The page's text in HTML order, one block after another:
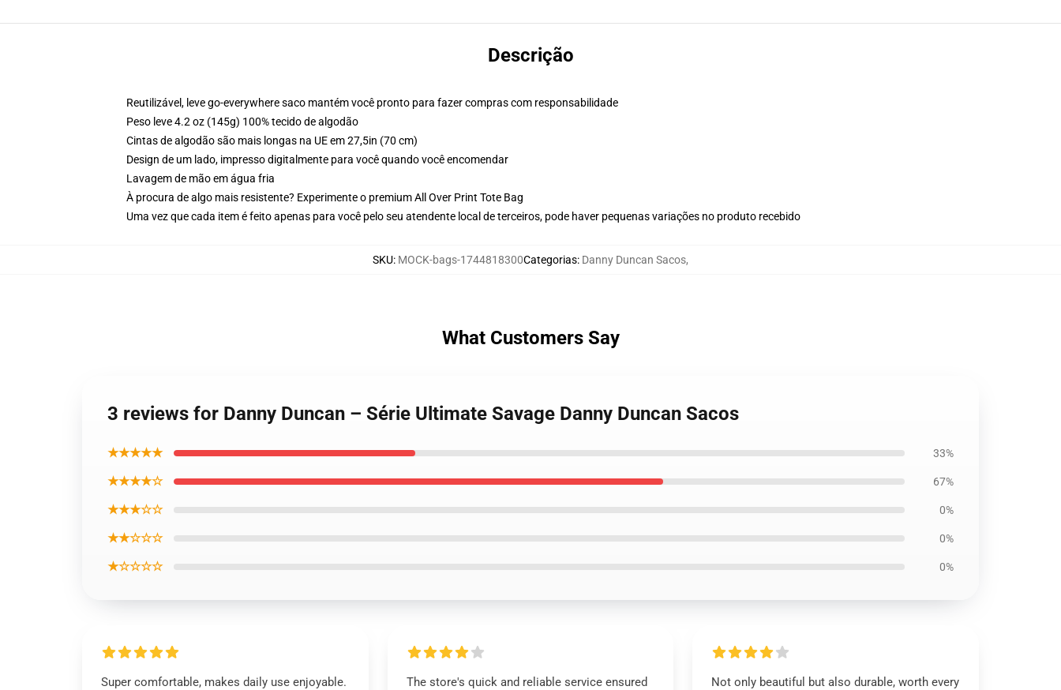
Descrição
Reutilizável, leve go-everywhere saco mantém você pronto para fazer compras com responsabilidade
Peso leve 4.2 oz (145g) 100% tecido de algodão
Cintas de algodão são mais longas na UE em 27,5in (70 cm)
Design de um lado, impresso digitalmente para você quando você encomendar
Lavagem de mão em água fria
À procura de algo mais resistente? Experimente o premium All Over Print Tote Bag
Uma vez que cada item é feito apenas para você pelo seu atendente local de terceiros, pode haver pequenas variações no produto recebido
SKU: MOCK-bags-1744818300Categorias: Danny Duncan Sacos,
What Customers Say
3 reviews for Danny Duncan – Série Ultimate Savage Danny Duncan Sacos
★★★★★ 33%
★★★★☆ 67%
★★★☆☆ 0%
★★☆☆☆ 0%
★☆☆☆☆ 0%
Super comfortable, makes daily use enjoyable.
The store's quick and reliable service ensured
Not only beautiful but also durable, worth every